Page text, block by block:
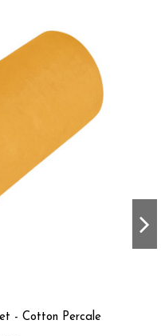
- Cotton Percale